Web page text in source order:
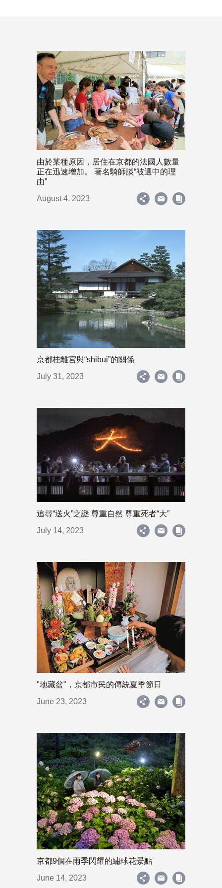
由於某種原因，居住在京都的法國人數量
正在迅速增加。 著名騎師談“被選中的理
由”
August 4, 2023
京都桂離宮與“shibui”的關係
July 31, 2023
追尋“送火”之謎 尊重自然 尊重死者“大”
July 14, 2023
"地藏盆"，京都市民的傳統夏季節日
June 23, 2023
京都9個在雨季閃耀的繡球花景點
June 14, 2023